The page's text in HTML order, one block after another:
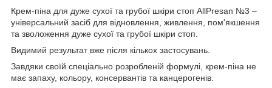
Крем-піна для дуже сухої та грубої шкіри стоп AllPresan №3 –
універсальний засіб для відновлення, живлення, пом'якшення
та зволоження дуже сухої та грубої шкіри стоп.
Видимий результат вже після кількох застосувань.
Завдяки своїй спеціально розробленій формулі, крем-піна не
має запаху, кольору, консервантів та канцерогенів.